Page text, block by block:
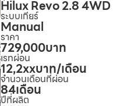
Hilux Revo 2.8 4WD
ระบบเกียร์
Manual
ราคา
729,000บาท
เรทผ่อน
12,2xxบาท/เดือน
จำนวนเดือนที่ผ่อน
84เดือน
ปีที่ผลิต